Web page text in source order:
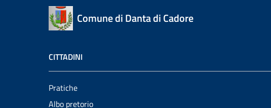
Comune di Danta di Cadore
CITTADINI
Pratiche
Albo pretorio